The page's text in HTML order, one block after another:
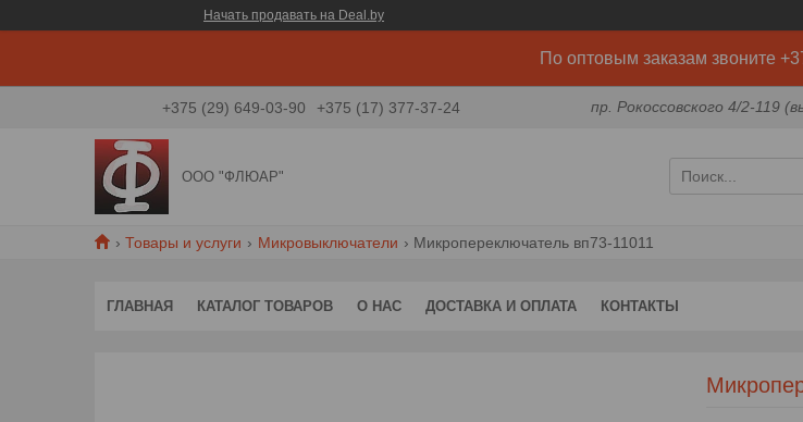
Начать продавать на Deal.by
По оптовым заказам звоните
+375 (29) 649-03-90 +375 (17) 377-37-24 пр. Рокоссовского 4/2-119
ООО "ФЛЮАР"
Товары и услуги Микровыключатели Микропереключатель вп73-11011
ГЛАВНАЯ КАТАЛОГ ТОВАРОВ О НАС ДОСТАВКА И ОПЛАТА КОНТАКТЫ